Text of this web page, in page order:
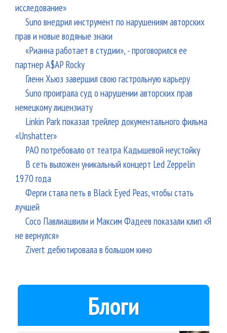
исследование»
Suno внедрил инструмент по нарушениям авторских
прав и новые водяные знаки
«Рианна работает в студии», - проговорился ее
партнер A$AP Rocky
Гленн Хьюз завершил свою гастрольную карьеру
Suno проиграла суд о нарушении авторских прав
немецкому лицензиату
Linkin Park показал трейлер документального фильма
«Unshatter»
РАО потребовало от театра Кадышевой неустойку
В сеть выложен уникальный концерт Led Zeppelin
1970 года
Ферги стала петь в Black Eyed Peas, чтобы стать
лучшей
Сосо Павлиашвили и Максим Фадеев показали клип «Я
не вернулся»
Zivert дебютировала в большом кино
Блоги